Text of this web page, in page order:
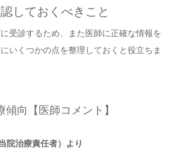
しておくべきこと
受診するため、また医師に正確な情報を
いくつかの点を整理しておくと役立ちま
傾向【医師コメント】
院治療責任者）より